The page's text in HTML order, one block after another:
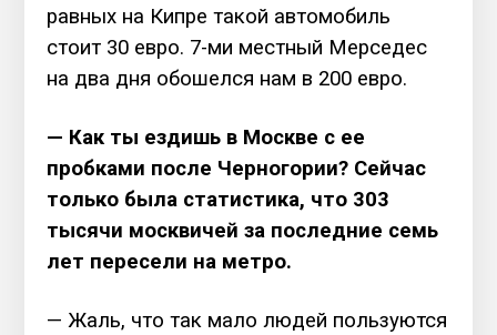
равных на Кипре такой автомобиль
стоит 30 евро. 7-ми местный Мерседес
на два дня обошелся нам в 200 евро.
— Как ты ездишь в Москве с ее
пробками после Черногории? Сейчас
только была статистика, что 303
тысячи москвичей за последние семь
лет пересели на метро.
— Жаль, что так мало людей пользуются